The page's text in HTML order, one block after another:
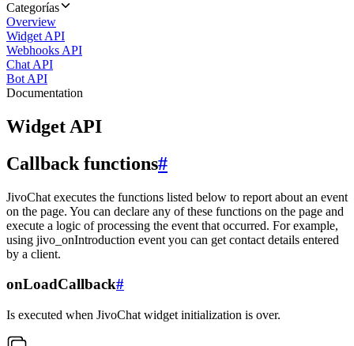
Categorías
Overview
Widget API
Webhooks API
Chat API
Bot API
Documentation
Widget API
Callback functions#
JivoChat executes the functions listed below to report about an event
on the page. You can declare any of these functions on the page and
execute a logic of processing the event that occurred. For example,
using jivo_onIntroduction event you can get contact details entered
by a client.
onLoadCallback#
Is executed when JivoChat widget initialization is over.